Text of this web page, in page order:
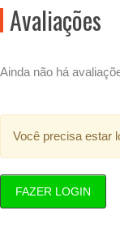
Avaliações
Ainda não há
Você precisa estar
FAZER LOGIN